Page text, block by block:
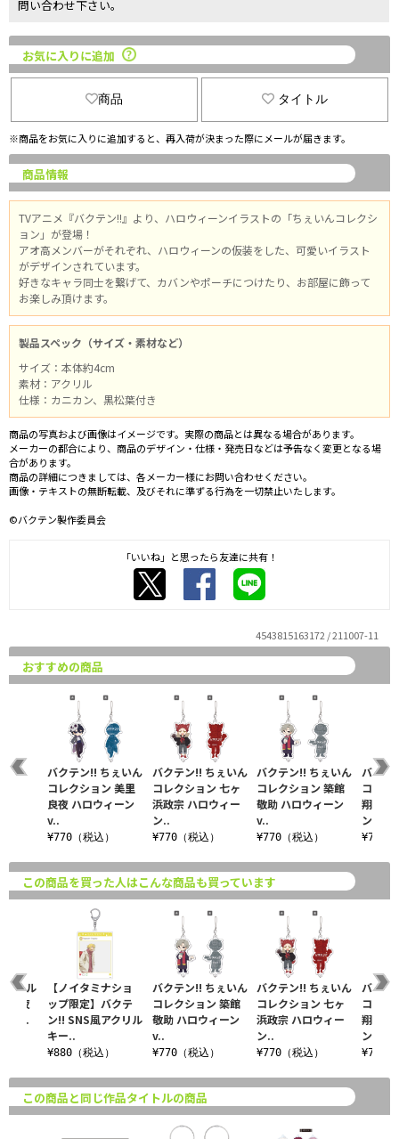
問い合わせ下さい。
お気に入りに追加
商品 タイトル
※商品をお気に入りに追加すると、再入荷が決まった際にメールが届きます。
商品情報
TVアニメ『バクテン!!』より、ハロウィーンイラストの「ちぇいんコレクシ
ョン」が登場！
アオ高メンバーがそれぞれ、ハロウィーンの仮装をした、可愛いイラスト
がデザインされています。
好きなキャラ同士を繋げて、カバンやポーチにつけたり、お部屋に飾って
お楽しみ頂けます。
製品スペック（サイズ・素材など）
サイズ：本体約4cm
素材：アクリル
仕様：カニカン、黒松葉付き
商品の写真および画像はイメージです。実際の商品とは異なる場合があります。
メーカーの都合により、商品のデザイン・仕様・発売日などは予告なく変更となる場
合があります。
商品の詳細につきましては、各メーカー様にお問い合わせください。
画像・テキストの無断転載、及びそれに準ずる行為を一切禁止いたします。
©バクテン製作委員会
「いいね」と思ったら友達に共有！
4543815163172 / 211007-11
おすすめの商品
バクテン!! ちぇいん
コレクション 七ヶ
浜政宗 ハロウィー
ン..
¥770（税込）
バクテン!! ちぇいん
コレクション 築館
敬助 ハロウィーン
v..
¥770（税込）
バクテ
コレク
翔太郎
ン..
¥770
バクテン!! ちぇいん
コレクション 美里
良夜 ハロウィーン
v..
¥770（税込）
この商品を買った人はこんな商品も買っています
バクテン!! ちぇいん
コレクション 築館
敬助 ハロウィーン
v..
¥770（税込）
バクテン!! ちぇいん
コレクション 七ヶ
浜政宗 ハロウィー
ン..
¥770（税込）
バクテ
コレク
翔太郎
ン..
¥770
クリル
良夜
ver..
【ノイタミナショ
ップ限定】バクテ
ン!! SNS風アクリル
キー..
¥880（税込）
この商品と同じ作品タイトルの商品